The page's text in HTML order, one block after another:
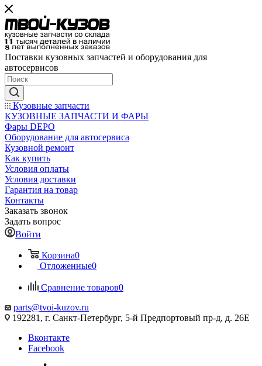
Поставки кузовных запчастей и оборудования для
автосервисов
Кузовные запчасти
КУЗОВНЫЕ ЗАПЧАСТИ И ФАРЫ
Фары DEPO
Оборудование для автосервиса
Кузовной ремонт
Как купить
Условия оплаты
Условия доставки
Гарантия на товар
Контакты
Заказать звонок
Задать вопрос
Войти
Корзина0
Отложенные0
Сравнение товаров0
parts@tvoi-kuzov.ru
192281, г. Санкт-Петербург, 5-й Предпортовый пр-д, д. 26Е
Вконтакте
Facebook